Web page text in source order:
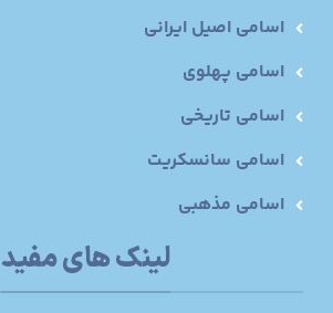
اسامی اصیل ایرانی
اسامی پهلوی
اسامی تاریخی
اسامی سانسکریت
اسامی مذهبی
لینک های مفید